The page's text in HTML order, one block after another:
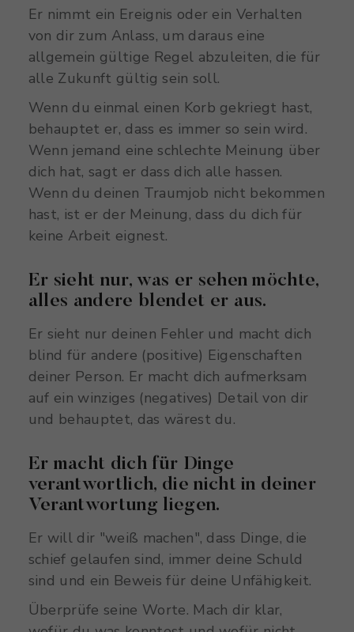
Er nimmt ein Ereignis oder ein Verhalten
von dir zum Anlass, um daraus eine
allgemein gültige Regel abzuleiten, die für
alle Zukunft gültig sein soll.
Wenn du einmal einen Korb gekriegt hast,
behauptet er, dass es immer so sein wird.
Wenn jemand eine schlechte Meinung über
dich hat, sagt er dass dich alle hassen.
Wenn du deinen Traumjob nicht bekommen
hast, ist er der Meinung, dass du dich für
keine Arbeit eignest.
Er sieht nur, was er sehen möchte,
alles andere blendet er aus.
Er sieht nur deinen Fehler und macht dich
blind für andere (positive) Eigenschaften
deiner Person. Er macht dich aufmerksam
auf ein winziges (negatives) Detail von dir
und behauptet, das wärest du.
Er macht dich für Dinge
verantwortlich, die nicht in deiner
Verantwortung liegen.
Er will dir "weiß machen", dass Dinge, die
schief gelaufen sind, immer deine Schuld
sind und ein Beweis für deine Unfähigkeit.
Überprüfe seine Worte. Mach dir klar,